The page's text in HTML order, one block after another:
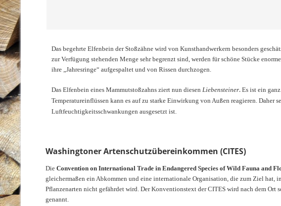
Das begehrte Elfenbein der Stoßzähne wird von Kunsthandwerkern besonders
zur Verfügung stehenden Menge sehr begrenzt sind, werden für schöne Stücke
ihre „Jahresringe“ aufgespaltet und von Rissen durchzogen.
Das Elfenbein eines Mammutstoßzahns ziert nun diesen Liebensteiner. Es ist ein
Temperatureinflüssen kann es auf zu starke Einwirkung von Außen reagieren. Daher
Luftfeuchtigkeitsschwankungen ausgesetzt ist.
Washingtoner Artenschutzübereinkommen (CITES)
Die Convention on International Trade in Endangered Species of Wild Fauna and
gleichermaßen ein Abkommen und eine internationale Organisation, die zum Ziel
Pflanzenarten nicht gefährdet wird. Der Konventionstext der CITES wird nach dem Ort
genannt.